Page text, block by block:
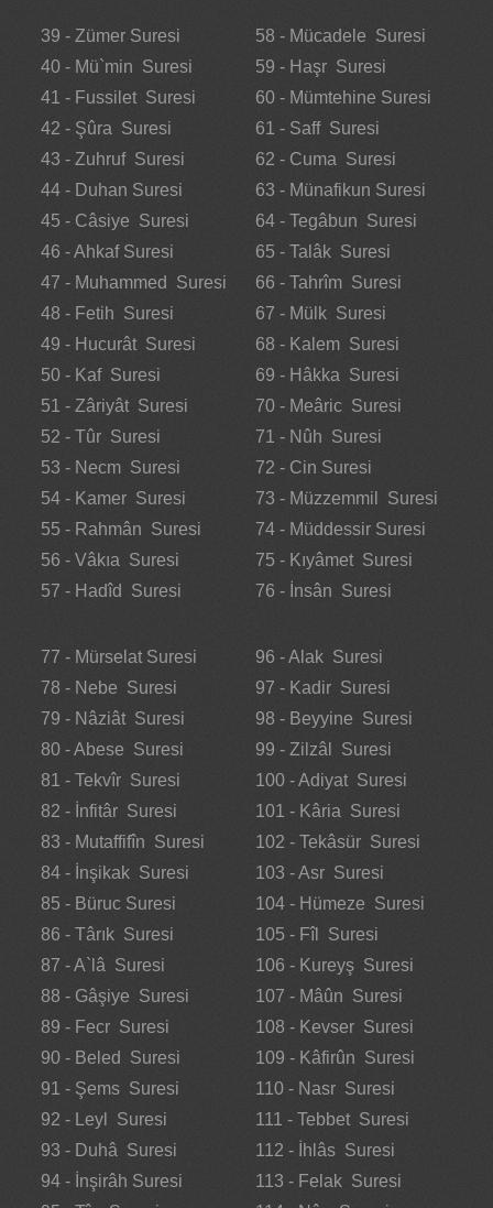
39 - Zümer Suresi
40 - Mü`min Suresi
41 - Fussilet Suresi
42 - Şûra Suresi
43 - Zuhruf Suresi
44 - Duhan Suresi
45 - Câsiye Suresi
46 - Ahkaf Suresi
47 - Muhammed Suresi
48 - Fetih Suresi
49 - Hucurât Suresi
50 - Kaf Suresi
51 - Zâriyât Suresi
52 - Tûr Suresi
53 - Necm Suresi
54 - Kamer Suresi
55 - Rahmân Suresi
56 - Vâkıa Suresi
57 - Hadîd Suresi
58 - Mücadele Suresi
59 - Haşr Suresi
60 - Mümtehine Suresi
61 - Saff Suresi
62 - Cuma Suresi
63 - Münafikun Suresi
64 - Tegâbun Suresi
65 - Talâk Suresi
66 - Tahrîm Suresi
67 - Mülk Suresi
68 - Kalem Suresi
69 - Hâkka Suresi
70 - Meâric Suresi
71 - Nûh Suresi
72 - Cin Suresi
73 - Müzzemmil Suresi
74 - Müddessir Suresi
75 - Kıyâmet Suresi
76 - İnsân Suresi
77 - Mürselat Suresi
78 - Nebe Suresi
79 - Nâziât Suresi
80 - Abese Suresi
81 - Tekvîr Suresi
82 - İnfitâr Suresi
83 - Mutaffifîn Suresi
84 - İnşikak Suresi
85 - Büruc Suresi
86 - Târık Suresi
87 - A`lâ Suresi
88 - Gâşiye Suresi
89 - Fecr Suresi
90 - Beled Suresi
91 - Şems Suresi
92 - Leyl Suresi
93 - Duhâ Suresi
94 - İnşirâh Suresi
96 - Alak Suresi
97 - Kadir Suresi
98 - Beyyine Suresi
99 - Zilzâl Suresi
100 - Adiyat Suresi
101 - Kâria Suresi
102 - Tekâsür Suresi
103 - Asr Suresi
104 - Hümeze Suresi
105 - Fîl Suresi
106 - Kureyş Suresi
107 - Mâûn Suresi
108 - Kevser Suresi
109 - Kâfirûn Suresi
110 - Nasr Suresi
111 - Tebbet Suresi
112 - İhlâs Suresi
113 - Felak Suresi